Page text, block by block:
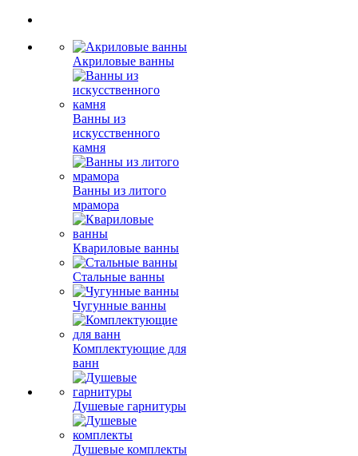
Акриловые ванны
Ванны из
искусственного
камня
Ванны из литого
мрамора
Квариловые ванны
Стальные ванны
Чугунные ванны
Комплектующие для
ванн
Душевые гарнитуры
Душевые комплекты